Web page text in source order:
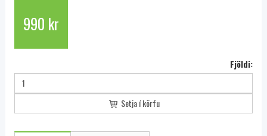
990 kr
Fjöldi:
Setja í körfu